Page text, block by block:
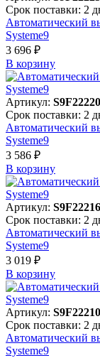
Срок поставки: 2
Автоматический
Systeme9
3 696 ₽
В корзинy
Артикул: S9F22220
Срок поставки: 2
Автоматический
Systeme9
3 586 ₽
В корзинy
Артикул: S9F22216
Срок поставки: 2
Автоматический
Systeme9
3 019 ₽
В корзинy
Артикул: S9F22210
Срок поставки: 2
Автоматический
Systeme9